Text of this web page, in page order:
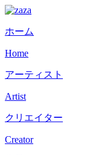
ホーム
Home
アーティスト
Artist
クリエイター
Creator